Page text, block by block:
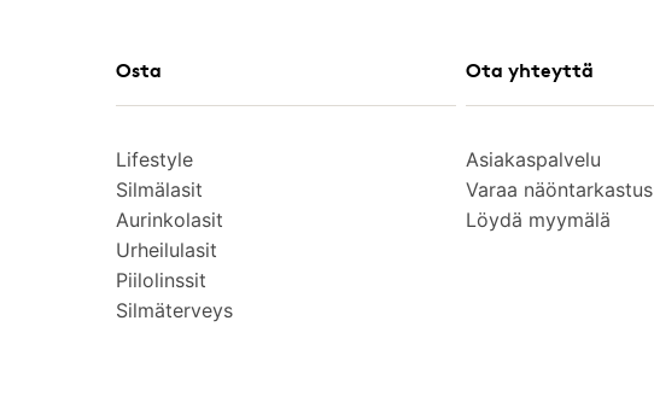
Osta
Lifestyle
Silmälasit
Aurinkolasit
Urheilulasit
Piilolinssit
Silmäterveys
Ota yhteyttä
Asiakaspalvelu
Varaa näöntarkastus
Löydä myymälä